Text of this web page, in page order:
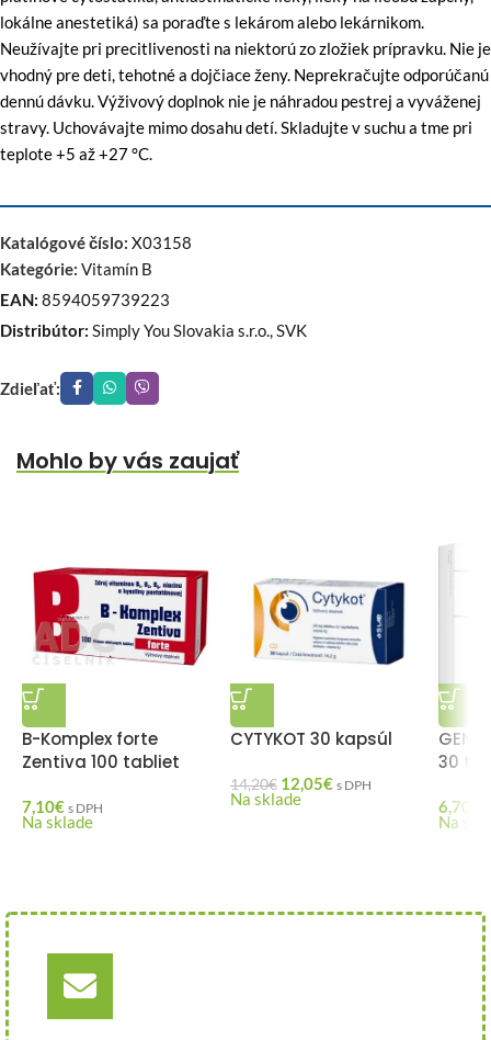
lokálne anestetiká) sa poraďte s lekárom alebo lekárnikom.
Neužívajte pri precitlivenosti na niektorú zo zložiek prípravku. Nie je
vhodný pre deti, tehotné a dojčiace ženy. Neprekračujte odporúčanú
dennú dávku. Výživový doplnok nie je náhradou pestrej a vyváženej
stravy. Uchovávajte mimo dosahu detí. Skladujte v suchu a tme pri
teplote +5 až +27 °C.
Katalógové číslo: X03158
Kategórie: Vitamín B
EAN: 8594059739223
Distribútor: Simply You Slovakia s.r.o., SVK
Zdieľať:
Mohlo by vás zaujať
B-Komplex forte
Zentiva 100 tabliet
7,10€ s DPH
Na sklade
CYTYKOT 30 kapsúl
14,20€ 12,05€ s DPH
Na sklade
30
6,70
Na